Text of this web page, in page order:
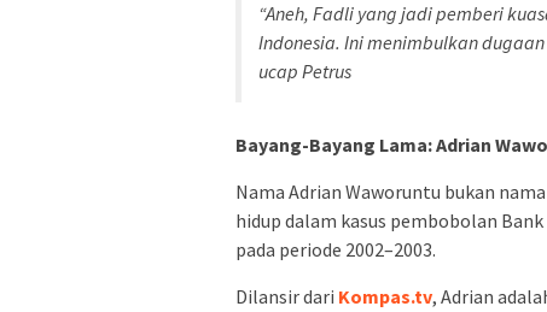
“Aneh, Fadli yang jadi pemberi
Indonesia. Ini menimbulkan
ucap Petrus
Bayang-Bayang Lama: Adrian
Nama Adrian Waworuntu bukan
hidup dalam kasus pembobolan
pada periode 2002–2003.
Dilansir dari Kompas.tv, Adrian